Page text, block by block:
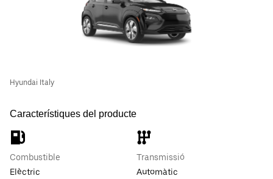
Hyundai Italy
Característiques del producte
Combustible
Elèctric
Transmissió
Automàtic